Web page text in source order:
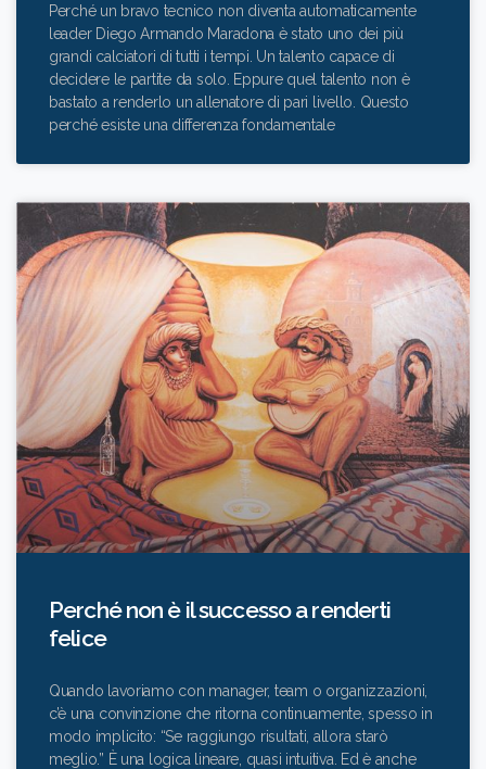
Perché un bravo tecnico non diventa automaticamente
leader Diego Armando Maradona è stato uno dei più
grandi calciatori di tutti i tempi. Un talento capace di
decidere le partite da solo. Eppure quel talento non è
bastato a renderlo un allenatore di pari livello. Questo
perché esiste una differenza fondamentale
Perché non è il successo a renderti
felice
Quando lavoriamo con manager, team o organizzazioni,
c’è una convinzione che ritorna continuamente, spesso in
modo implicito: “Se raggiungo risultati, allora starò
meglio.” È una logica lineare, quasi intuitiva. Ed è anche